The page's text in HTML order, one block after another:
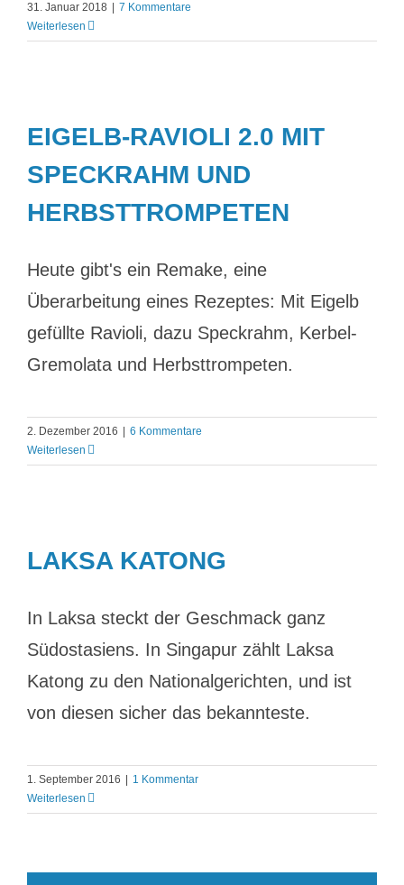
31. Januar 2018
7 Kommentare
Weiterlesen
EIGELB-RAVIOLI 2.0 MIT
SPECKRAHM UND
HERBSTTROMPETEN
Heute gibt's ein Remake, eine
Überarbeitung eines Rezeptes: Mit Eigelb
gefüllte Ravioli, dazu Speckrahm, Kerbel-
Gremolata und Herbsttrompeten.
2. Dezember 2016
6 Kommentare
Weiterlesen
LAKSA KATONG
In Laksa steckt der Geschmack ganz
Südostasiens. In Singapur zählt Laksa
Katong zu den Nationalgerichten, und ist
von diesen sicher das bekannteste.
1. September 2016
1 Kommentar
Weiterlesen